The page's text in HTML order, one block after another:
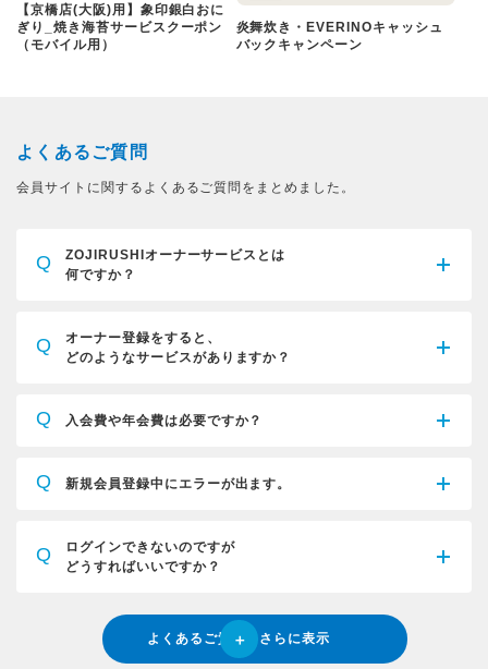
【京橋店(大阪)用】象印銀白おに
ぎり_焼き海苔サービスクーポン
（モバイル用）
炎舞炊き・EVERINOキャッシュ
バックキャンペーン
よくあるご質問
会員サイトに関するよくあるご質問をまとめました。
Q
ZOJIRUSHIオーナーサービスとは
何ですか？
Q
オーナー登録をすると、
どのようなサービスがありますか？
Q 入会費や年会費は必要ですか？
Q 新規会員登録中にエラーが出ます。
Q
ログインできないのですが
どうすればいいですか？
よくあるご質問をさらに表示